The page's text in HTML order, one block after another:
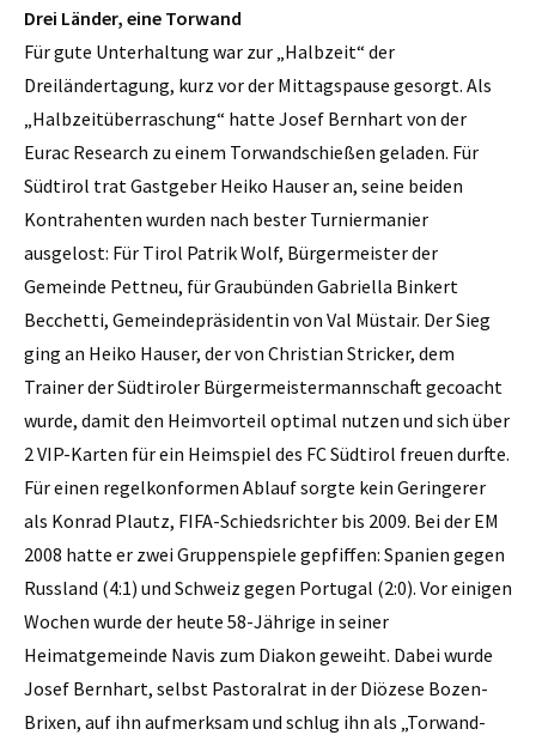
Drei Länder, eine Torwand
Für gute Unterhaltung war zur „Halbzeit“ der
Dreiländertagung, kurz vor der Mittagspause gesorgt. Als
„Halbzeitüberraschung“ hatte Josef Bernhart von der
Eurac Research zu einem Torwandschießen geladen. Für
Südtirol trat Gastgeber Heiko Hauser an, seine beiden
Kontrahenten wurden nach bester Turniermanier
ausgelost: Für Tirol Patrik Wolf, Bürgermeister der
Gemeinde Pettneu, für Graubünden Gabriella Binkert
Becchetti, Gemeindepräsidentin von Val Müstair. Der Sieg
ging an Heiko Hauser, der von Christian Stricker, dem
Trainer der Südtiroler Bürgermeistermannschaft gecoacht
wurde, damit den Heimvorteil optimal nutzen und sich über
2 VIP-Karten für ein Heimspiel des FC Südtirol freuen durfte.
Für einen regelkonformen Ablauf sorgte kein Geringerer
als Konrad Plautz, FIFA-Schiedsrichter bis 2009. Bei der EM
2008 hatte er zwei Gruppenspiele gepfiffen: Spanien gegen
Russland (4:1) und Schweiz gegen Portugal (2:0). Vor einigen
Wochen wurde der heute 58-Jährige in seiner
Heimatgemeinde Navis zum Diakon geweiht. Dabei wurde
Josef Bernhart, selbst Pastoralrat in der Diözese Bozen-
Brixen, auf ihn aufmerksam und schlug ihn als „Torwand-